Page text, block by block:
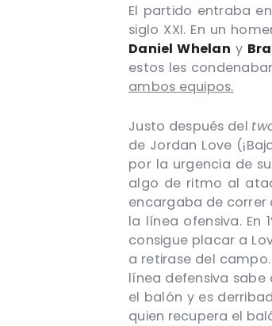
El partido entraba
siglo XXI. En un
Daniel Whelan y
estos les
ambos equipos.
Justo después del
de Jordan Love
por la urgencia de
algo de ritmo al
encargaba de
la línea ofensiva. En
consigue placar a
a retirase del
línea defensiva
el balón y es
quien recupera el